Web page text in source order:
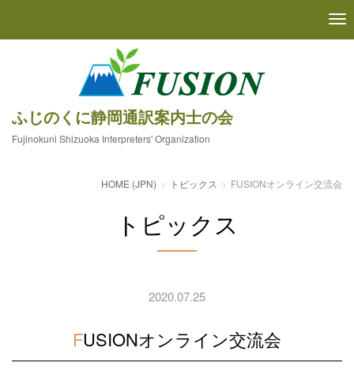
ふじのくに静岡通訳案内士の会
Fujinokuni Shizuoka Interpreters' Organization
HOME (JPN) トピックス FUSIONオンライン交流会
トピックス
2020.07.25
FUSIONオンライン交流会